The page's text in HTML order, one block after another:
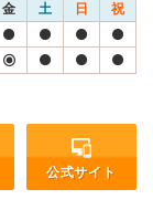
金 土 日 祝
公式サイト